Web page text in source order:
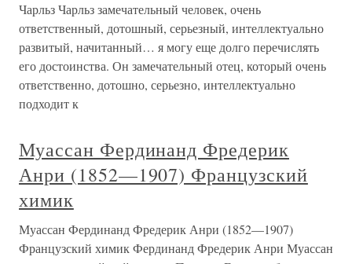
Чарльз Чарльз замечательный человек, очень
ответственный, дотошный, серьезный, интеллектуально
развитый, начитанный… я могу еще долго перечислять
его достоинства. Он замечательный отец, который очень
ответственно, дотошно, серьезно, интеллектуально
подходит к
Муассан Фердинанд Фредерик
Анри (1852—1907) Французский
химик
Муассан Фердинанд Фредерик Анри (1852—1907)
Французский химик Фердинанд Фредерик Анри Муассан